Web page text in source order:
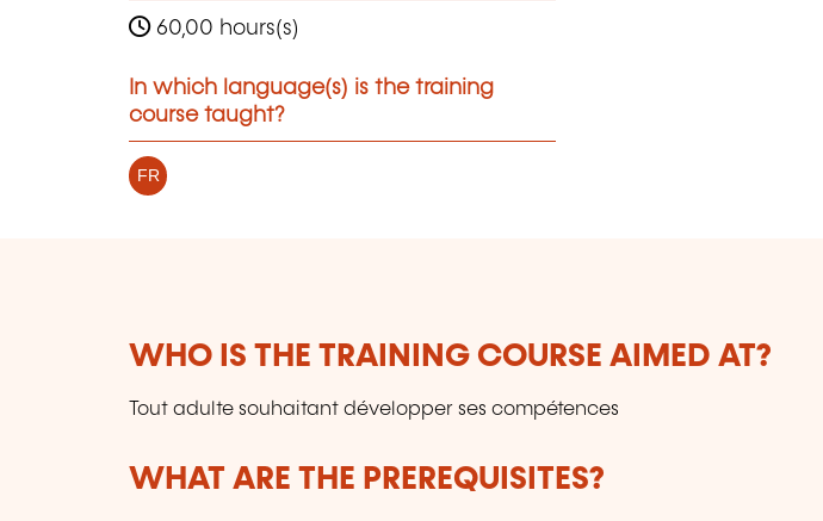
60,00 hours(s)
In which language(s) is the training
course taught?
FR
WHO IS THE TRAINING COURSE AIMED AT?
Tout adulte souhaitant développer ses compétences
WHAT ARE THE PREREQUISITES?